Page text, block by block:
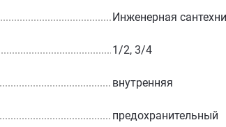
Инженерная
1/2, 3/4
внутренняя
предохранительный